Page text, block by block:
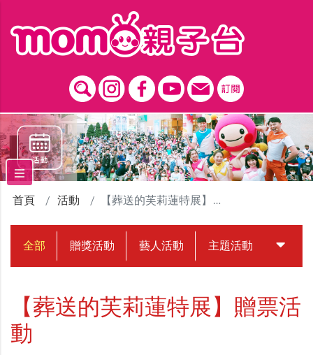
首頁 活動 【葬送的芙莉蓮特展】贈票活動
全部 贈獎活動 藝人活動 主題活動 中獎名
【葬送的芙莉蓮特展】贈票活
動